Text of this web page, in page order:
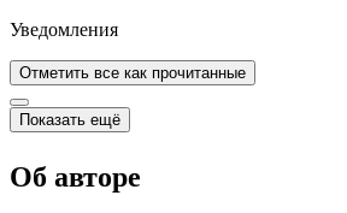
Уведомления
Отметить все как прочитанные
Показать ещё
Об авторе